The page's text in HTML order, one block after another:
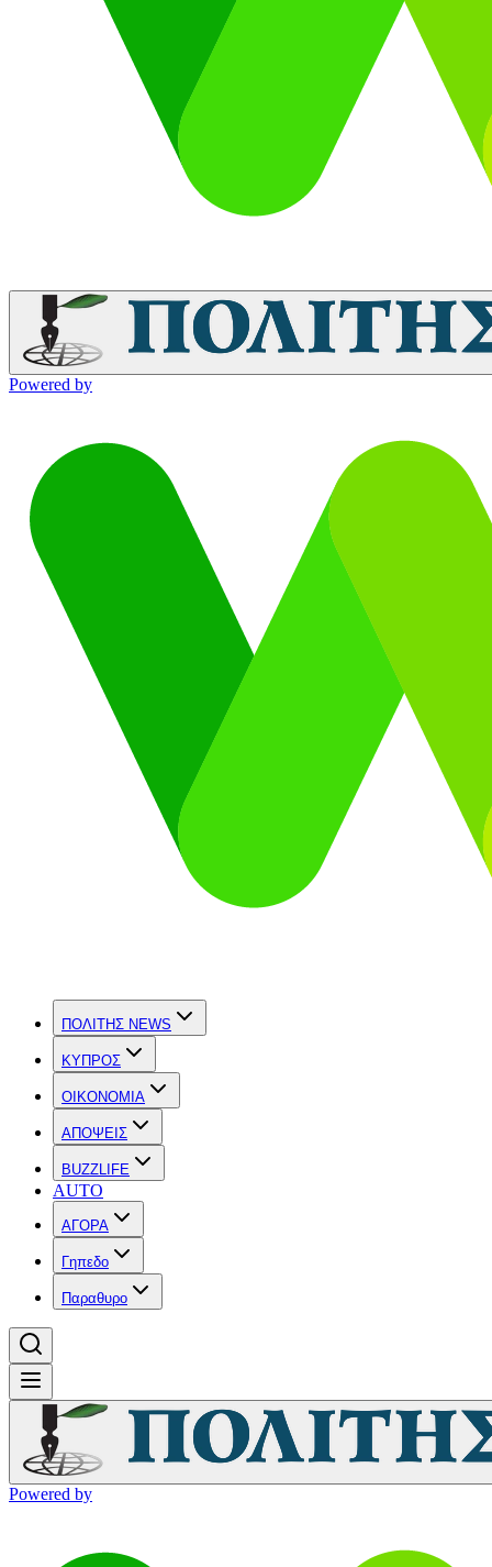
Powered by
ΠΟΛΙΤΗΣ NEWS
ΚΥΠΡΟΣ
OIKONOMIA
ΑΠΟΨΕΙΣ
BUZZLIFE
AUTO
ΑΓΟΡΑ
Γηπεδο
Παραθυρο
Powered by